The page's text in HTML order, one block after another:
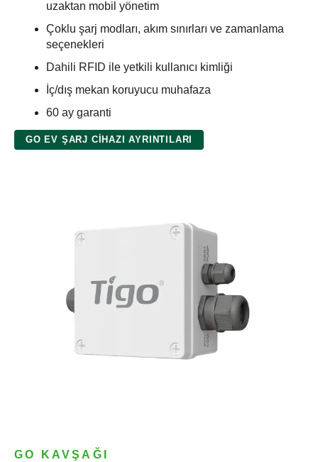
uzaktan mobil yönetim
Çoklu şarj modları, akım sınırları ve zamanlama
seçenekleri
Dahili RFID ile yetkili kullanıcı kimliği
İç/dış mekan koruyucu muhafaza
60 ay garanti
GO EV ŞARJ CIHAZI AYRINTILARI
GO KAVŞAĞI